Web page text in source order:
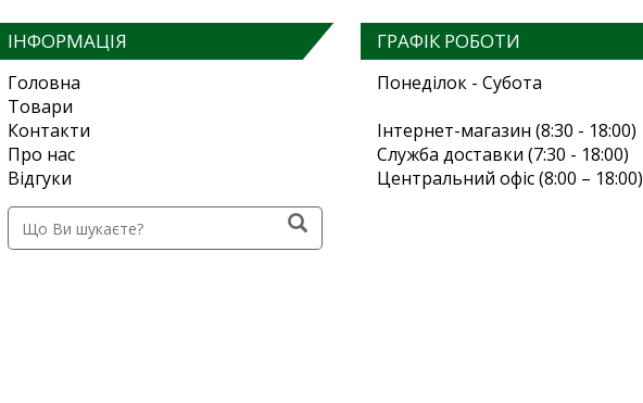
ІНФОРМАЦІЯ
Головна
Товари
Контакти
Про нас
Відгуки
ГРАФІК РОБОТИ
Понеділок - Субота
Інтернет-магазин (8:30 - 18:00)
Служба доставки (7:30 - 18:00)
Центральний офіс (8:00 – 18:00)